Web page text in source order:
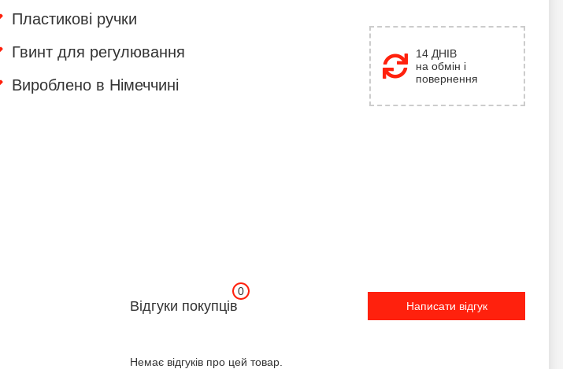
Пластикові ручки
Гвинт для регулювання
Вироблено в Німеччині
14 ДНІВ
на обмін і
повернення
Відгуки покупців
0
Написати відгук
Немає відгуків про цей товар.